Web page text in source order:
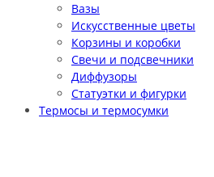
Вазы
Искусственные цветы
Корзины и коробки
Свечи и подсвечники
Диффузоры
Статуэтки и фигурки
Термосы и термосумки